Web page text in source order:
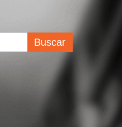
Buscar